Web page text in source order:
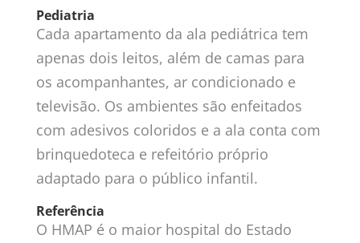
Pediatria
Cada apartamento da ala pediátrica tem
apenas dois leitos, além de camas para
os acompanhantes, ar condicionado e
televisão. Os ambientes são enfeitados
com adesivos coloridos e a ala conta com
brinquedoteca e refeitório próprio
adaptado para o público infantil.
Referência
O HMAP é o maior hospital do Estado